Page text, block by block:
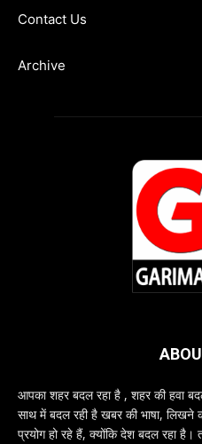
Contact Us
Archive
आपका शहर बदल रहा है , शहर की हवा
साथ में बदल रही है खबर की भाषा, लिखने
प्रयोग हो रहे हैं, क्योंकि देश बदल रहा है।